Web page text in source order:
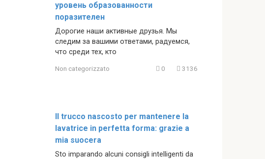
уровень образованности
поразителен
Дорогие наши активные друзья. Мы
следим за вашими ответами, радуемся,
что среди тех, кто
Non categorizzato 0 3136
Il trucco nascosto per mantenere la
lavatrice in perfetta forma: grazie a
mia suocera
Sto imparando alcuni consigli intelligenti da